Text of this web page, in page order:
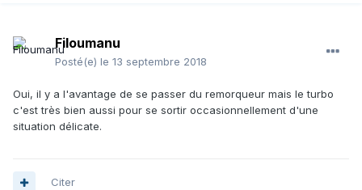
Filoumanu
Posté(e) le 13 septembre 2018
Oui, il y a l'avantage de se passer du remorqueur mais le turbo
c'est très bien aussi pour se sortir occasionnellement d'une
situation délicate.
Citer